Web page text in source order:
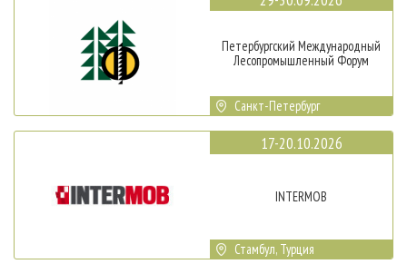
Петербургский Международный
Лесопромышленный Форум
Санкт-Петербург
17-20.10.2026
INTERMOB
Стамбул, Турция